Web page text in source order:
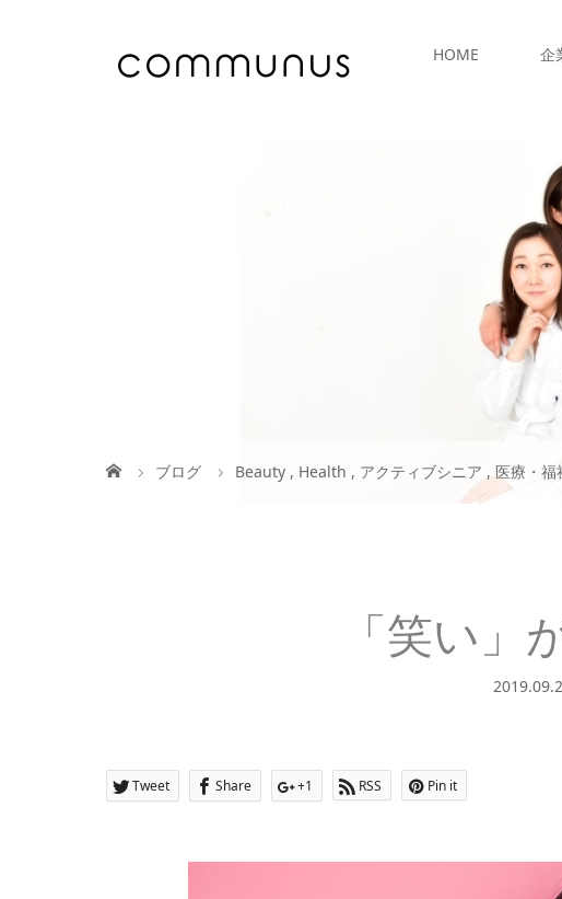
HOME 企
ブログ Beauty , Health , アクティブシニア , 医療・福
「笑い」
Tweet Share +1 RSS Pin it